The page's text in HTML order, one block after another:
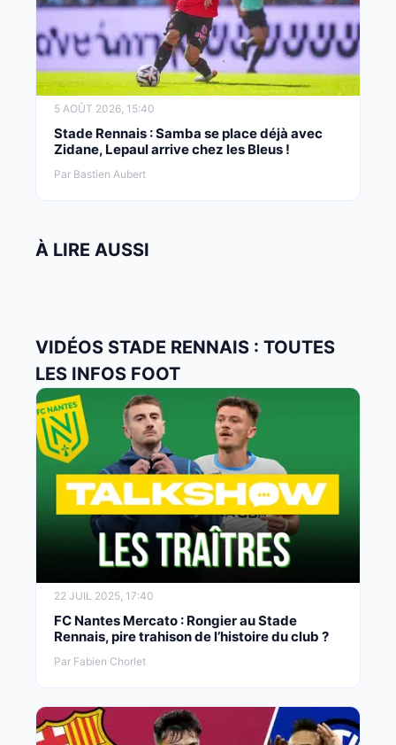
5 AOÛT 2026, 15:40
Stade Rennais : Samba se place déjà avec
Zidane, Lepaul arrive chez les Bleus !
Par Bastien Aubert
À LIRE AUSSI
VIDÉOS STADE RENNAIS : TOUTES
LES INFOS FOOT
22 JUIL 2025, 17:40
FC Nantes Mercato : Rongier au Stade
Rennais, pire trahison de l’histoire du club ?
Par Fabien Chorlet